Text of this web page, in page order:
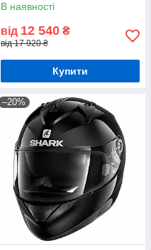
В наявності
від 12 540 ₴
від 17 920 ₴
Купити
–20%